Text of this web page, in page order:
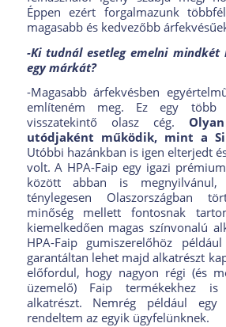
Éppen ezért forgalmazunk
magasabb és kedvezőbb
-Ki tudnál esetleg emelni mindkét
egy márkát?
-Magasabb árfekvésben
említeném meg. Ez egy több
visszatekintő olasz cég.
utódjaként működik, mint a
Utóbbi hazánkban is igen elterjedt
volt. A HPA-Faip egy igazi
között abban is
ténylegesen Olaszországban
minőség mellett fontosnak
kiemelkedően magas színvonalú
HPA-Faip gumiszerelőhöz
garantáltan lehet majd alkatrészt
előfordul, hogy nagyon régi (és
üzemelő) Faip termékekhez
alkatrészt. Nemrég például
rendeltem az egyik ügyfelünknek.